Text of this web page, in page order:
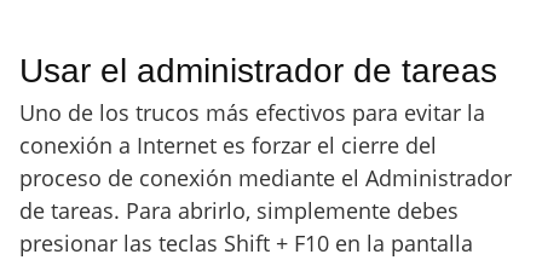
Usar el administrador de tareas
Uno de los trucos más efectivos para evitar la
conexión a Internet es forzar el cierre del
proceso de conexión mediante el Administrador
de tareas. Para abrirlo, simplemente debes
presionar las teclas Shift + F10 en la pantalla